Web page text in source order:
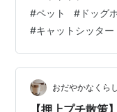
らいくつかのおす
1. 101（ワンオー
リミングスタジオ
択肢も 墨田区のお
101（ワンオーワ
#ペット # ドッグ
#キャットシッター
おだやかなくらし
【押上プチ散策